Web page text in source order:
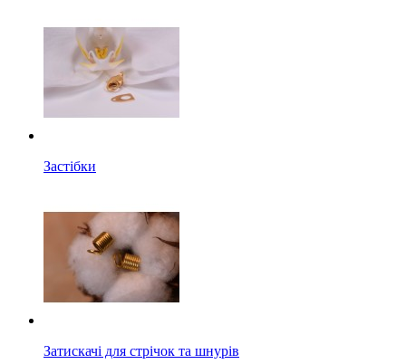
Застібки
Затискачі для стрічок та шнурів